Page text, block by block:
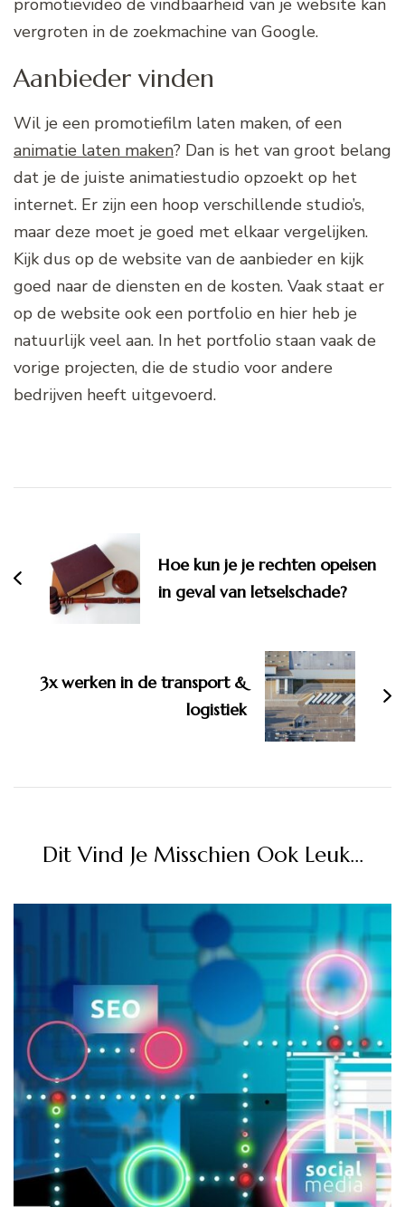
vergroten in de zoekmachine van Google.
Aanbieder vinden
Wil je een promotiefilm laten maken, of een
animatie laten maken? Dan is het van groot belang
dat je de juiste animatiestudio opzoekt op het
internet. Er zijn een hoop verschillende studio’s,
maar deze moet je goed met elkaar vergelijken.
Kijk dus op de website van de aanbieder en kijk
goed naar de diensten en de kosten. Vaak staat er
op de website ook een portfolio en hier heb je
natuurlijk veel aan. In het portfolio staan vaak de
vorige projecten, die de studio voor andere
bedrijven heeft uitgevoerd.
Hoe kun je je rechten opeisen
in geval van letselschade?
3x werken in de transport &
logistiek
Dit Vind Je Misschien Ook Leuk...